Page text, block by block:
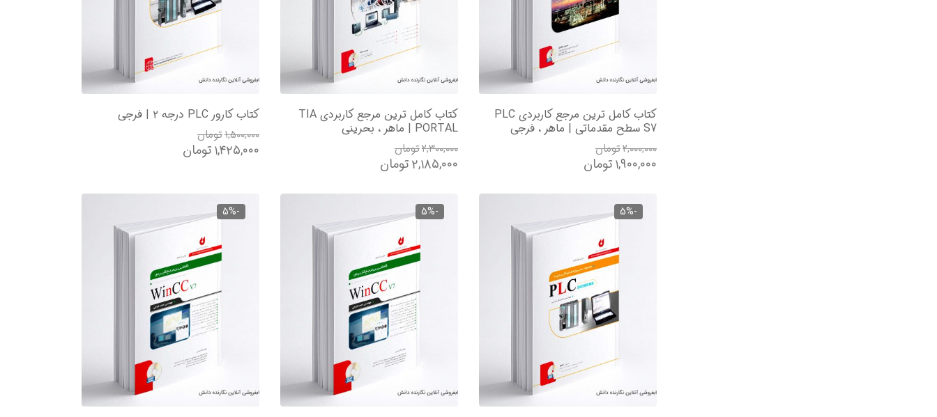
کتاب کامل ترین مرجع کاربردی PLC
S7 سطح مقدماتی | ماهر ، فرجی
۲,۰۰۰,۰۰۰تومان
۱,۹۰۰,۰۰۰تومان
کتاب کامل ترین مرجع کاربردی TIA
PORTAL | ماهر ، بحرینی
۲,۳۰۰,۰۰۰تومان
۲,۱۸۵,۰۰۰تومان
کتاب کارور PLC درجه ۲ | فرجی
۱,۵۰۰,۰۰۰تومان
۱,۴۲۵,۰۰۰تومان
-5%
-5%
-5%